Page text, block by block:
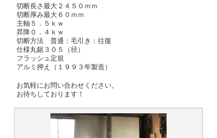
切断長さ最大２４５０ｍｍ
切断厚み最大６０ｍｍ
主軸５．５ｋｗ
昇降０．４ｋｗ
切断方法 普通：毛引き：往復
仕様丸鋸３０５（径）
フラッシュ定規
アルミ押え（１９９３年製造）
お気軽にお問い合わせください。
お待ちしております！